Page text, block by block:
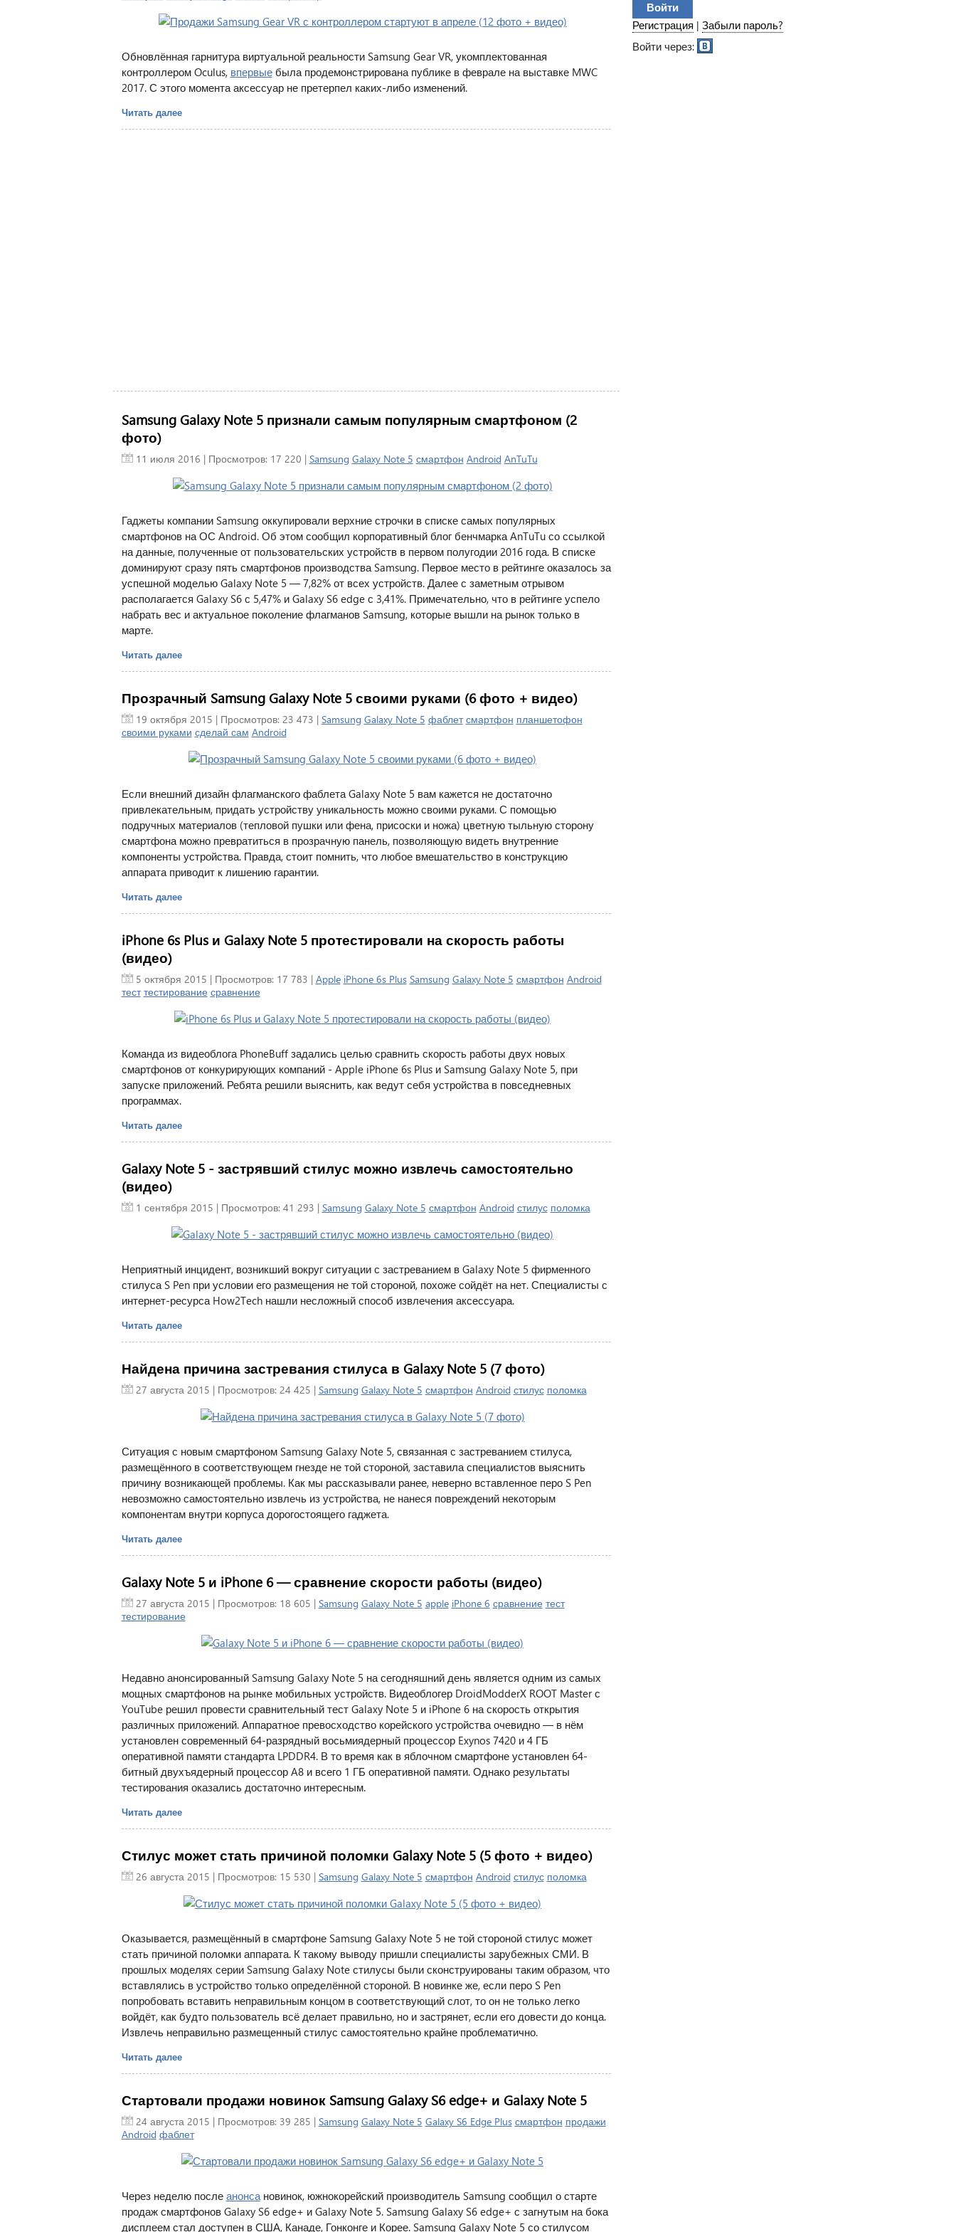
Обновлённая гарнитура виртуальной реальности Samsung Gear VR, укомплектованная
контроллером Oculus, впервыебыла продемонстрирована публике в феврале на выставке MWC
2017. С этого момента аксессуар не претерпел каких-либо изменений.
Читать далее
Samsung Galaxy Note 5 признали самым популярным смартфоном (2
фото)
11 июля 2016 | Просмотров: 17 220 | Samsung Galaxy Note 5 смартфон Android AnTuTu
Гаджеты компании Samsung оккупировали верхние строчки в списке самых популярных
смартфонов на ОС Android. Об этом сообщил корпоративный блог бенчмарка AnTuTu со ссылкой
на данные, полученные от пользовательских устройств в первом полугодии 2016 года. В списке
доминируют сразу пять смартфонов производства Samsung. Первое место в рейтинге оказалось за
успешной моделью Galaxy Note 5 — 7,82% от всех устройств. Далее с заметным отрывом
располагается Galaxy S6 с 5,47% и Galaxy S6 edge с 3,41%. Примечательно, что в рейтинге успело
набрать вес и актуальное поколение флагманов Samsung, которые вышли на рынок только в
марте.
Читать далее
Прозрачный Samsung Galaxy Note 5 своими руками (6 фото + видео)
19 октября 2015 | Просмотров: 23 473 | Samsung Galaxy Note 5 фаблет смартфон планшетофон
своими руками сделай сам Android
Если внешний дизайн флагманского фаблета Galaxy Note 5 вам кажется не достаточно
привлекательным, придать устройству уникальность можно своими руками. С помощью
подручных материалов (тепловой пушки или фена, присоски и ножа) цветную тыльную сторону
смартфона можно превратиться в прозрачную панель, позволяющую видеть внутренние
компоненты устройства. Правда, стоит помнить, что любое вмешательство в конструкцию
аппарата приводит к лишению гарантии.
Читать далее
iPhone 6s Plus и Galaxy Note 5 протестировали на скорость работы
(видео)
5 октября 2015 | Просмотров: 17 783 | Apple iPhone 6s Plus Samsung Galaxy Note 5 смартфон Android
тест тестирование сравнение
Команда из видеоблога PhoneBuff задались целью сравнить скорость работы двух новых
смартфонов от конкурирующих компаний - Apple iPhone 6s Plus и Samsung Galaxy Note 5, при
запуске приложений. Ребята решили выяснить, как ведут себя устройства в повседневных
программах.
Читать далее
Galaxy Note 5 - застрявший стилус можно извлечь самостоятельно
(видео)
1 сентября 2015 | Просмотров: 41 293 | Samsung Galaxy Note 5 смартфон Android стилус поломка
Неприятный инцидент, возникший вокруг ситуации с застреванием в Galaxy Note 5 фирменного
стилуса S Pen при условии его размещения не той стороной, похоже сойдёт на нет. Специалисты с
интернет-ресурса How2Tech нашли несложный способ извлечения аксессуара.
Читать далее
Найдена причина застревания стилуса в Galaxy Note 5 (7 фото)
27 августа 2015 | Просмотров: 24 425 | Samsung Galaxy Note 5 смартфон Android стилус поломка
Ситуация с новым смартфоном Samsung Galaxy Note 5, связанная с застреванием стилуса,
размещённого в соответствующем гнезде не той стороной, заставила специалистов выяснить
причину возникающей проблемы. Как мы рассказывали ранее, неверно вставленное перо S Pen
невозможно самостоятельно извлечь из устройства, не нанеся повреждений некоторым
компонентам внутри корпуса дорогостоящего гаджета.
Читать далее
Galaxy Note 5 и iPhone 6 — сравнение скорости работы (видео)
27 августа 2015 | Просмотров: 18 605 | Samsung Galaxy Note 5 apple iPhone 6 сравнение тест
тестирование
Недавно анонсированный Samsung Galaxy Note 5 на сегодняшний день является одним из самых
мощных смартфонов на рынке мобильных устройств. Видеоблогер DroidModderX ROOT Master с
YouTube решил провести сравнительный тест Galaxy Note 5 и iPhone 6 на скорость открытия
различных приложений. Аппаратное превосходство корейского устройства очевидно — в нём
установлен современный 64-разрядный восьмиядерный процессор Exynos 7420 и 4 ГБ
оперативной памяти стандарта LPDDR4. В то время как в яблочном смартфоне установлен 64-
битный двухъядерный процессор A8 и всего 1 ГБ оперативной памяти. Однако результаты
тестирования оказались достаточно интересным.
Читать далее
Стилус может стать причиной поломки Galaxy Note 5 (5 фото + видео)
26 августа 2015 | Просмотров: 15 530 | Samsung Galaxy Note 5 смартфон Android стилус поломка
Оказывается, размещённый в смартфоне Samsung Galaxy Note 5 не той стороной стилус может
стать причиной поломки аппарата. К такому выводу пришли специалисты зарубежных СМИ. В
прошлых моделях серии Samsung Galaxy Note стилусы были сконструированы таким образом, что
вставлялись в устройство только определённой стороной. В новинке же, если перо S Pen
попробовать вставить неправильным концом в соответствующий слот, то он не только легко
войдёт, как будто пользователь всё делает правильно, но и застрянет, если его довести до конца.
Извлечь неправильно размещенный стилус самостоятельно крайне проблематично.
Читать далее
Стартовали продажи новинок Samsung Galaxy S6 edge+ и Galaxy Note 5
24 августа 2015 | Просмотров: 39 285 | Samsung Galaxy Note 5 Galaxy S6 Edge Plus смартфон продажи
Android фаблет
Через неделю после анонсановинок, южнокорейский производитель Samsung сообщил о старте
продаж смартфонов Galaxy S6 edge+ и Galaxy Note 5. Samsung Galaxy S6 edge+ с загнутым на бока
дисплеем стал доступен в США, Канаде, Гонконге и Корее. Samsung Galaxy Note 5 со стилусом
Регистрация | Забыли пароль?
Войти через: